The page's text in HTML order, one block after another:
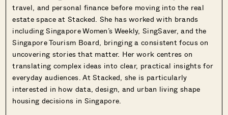
travel, and personal finance before moving into the real
estate space at Stacked. She has worked with brands
including Singapore Women’s Weekly, SingSaver, and the
Singapore Tourism Board, bringing a consistent focus on
uncovering stories that matter. Her work centres on
translating complex ideas into clear, practical insights for
everyday audiences. At Stacked, she is particularly
interested in how data, design, and urban living shape
housing decisions in Singapore.